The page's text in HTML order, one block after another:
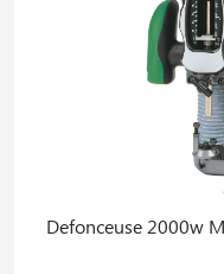
Defonceuse 2000w